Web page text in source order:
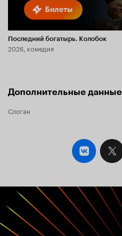
Билеты
Последний богатырь. Колобок
2026, комедия
Дополнительные данные
Слоган